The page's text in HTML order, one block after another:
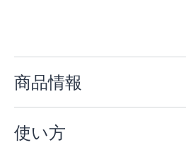
商品情報
モイストリフト処方採用、角層深
使い方